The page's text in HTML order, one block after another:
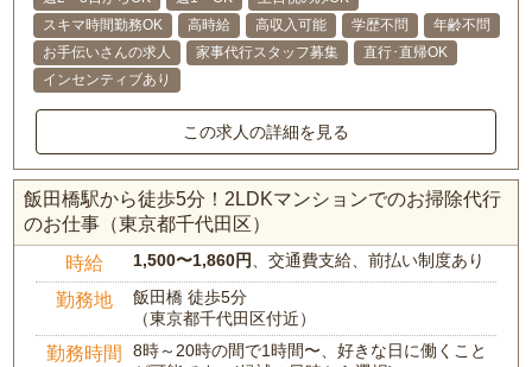
スキマ時間勤務OK
高時給 高収入可能 学歴不問
年齢不問
お手伝いさんの求人
家事代行スタッフ募集
直行･直帰OK
インセンティブあり
この求人の詳細を見る
飯田橋駅から徒歩5分！2LDKマンションでのお掃除代行
のお仕事（東京都千代田区）
時給 1,500〜1,860円 、交通費支給、前払い制度あり
勤務地
飯田橋 徒歩5分
（東京都千代田区付近）
勤務時間
8時～20時の間で1時間〜、好きな日に働くこと